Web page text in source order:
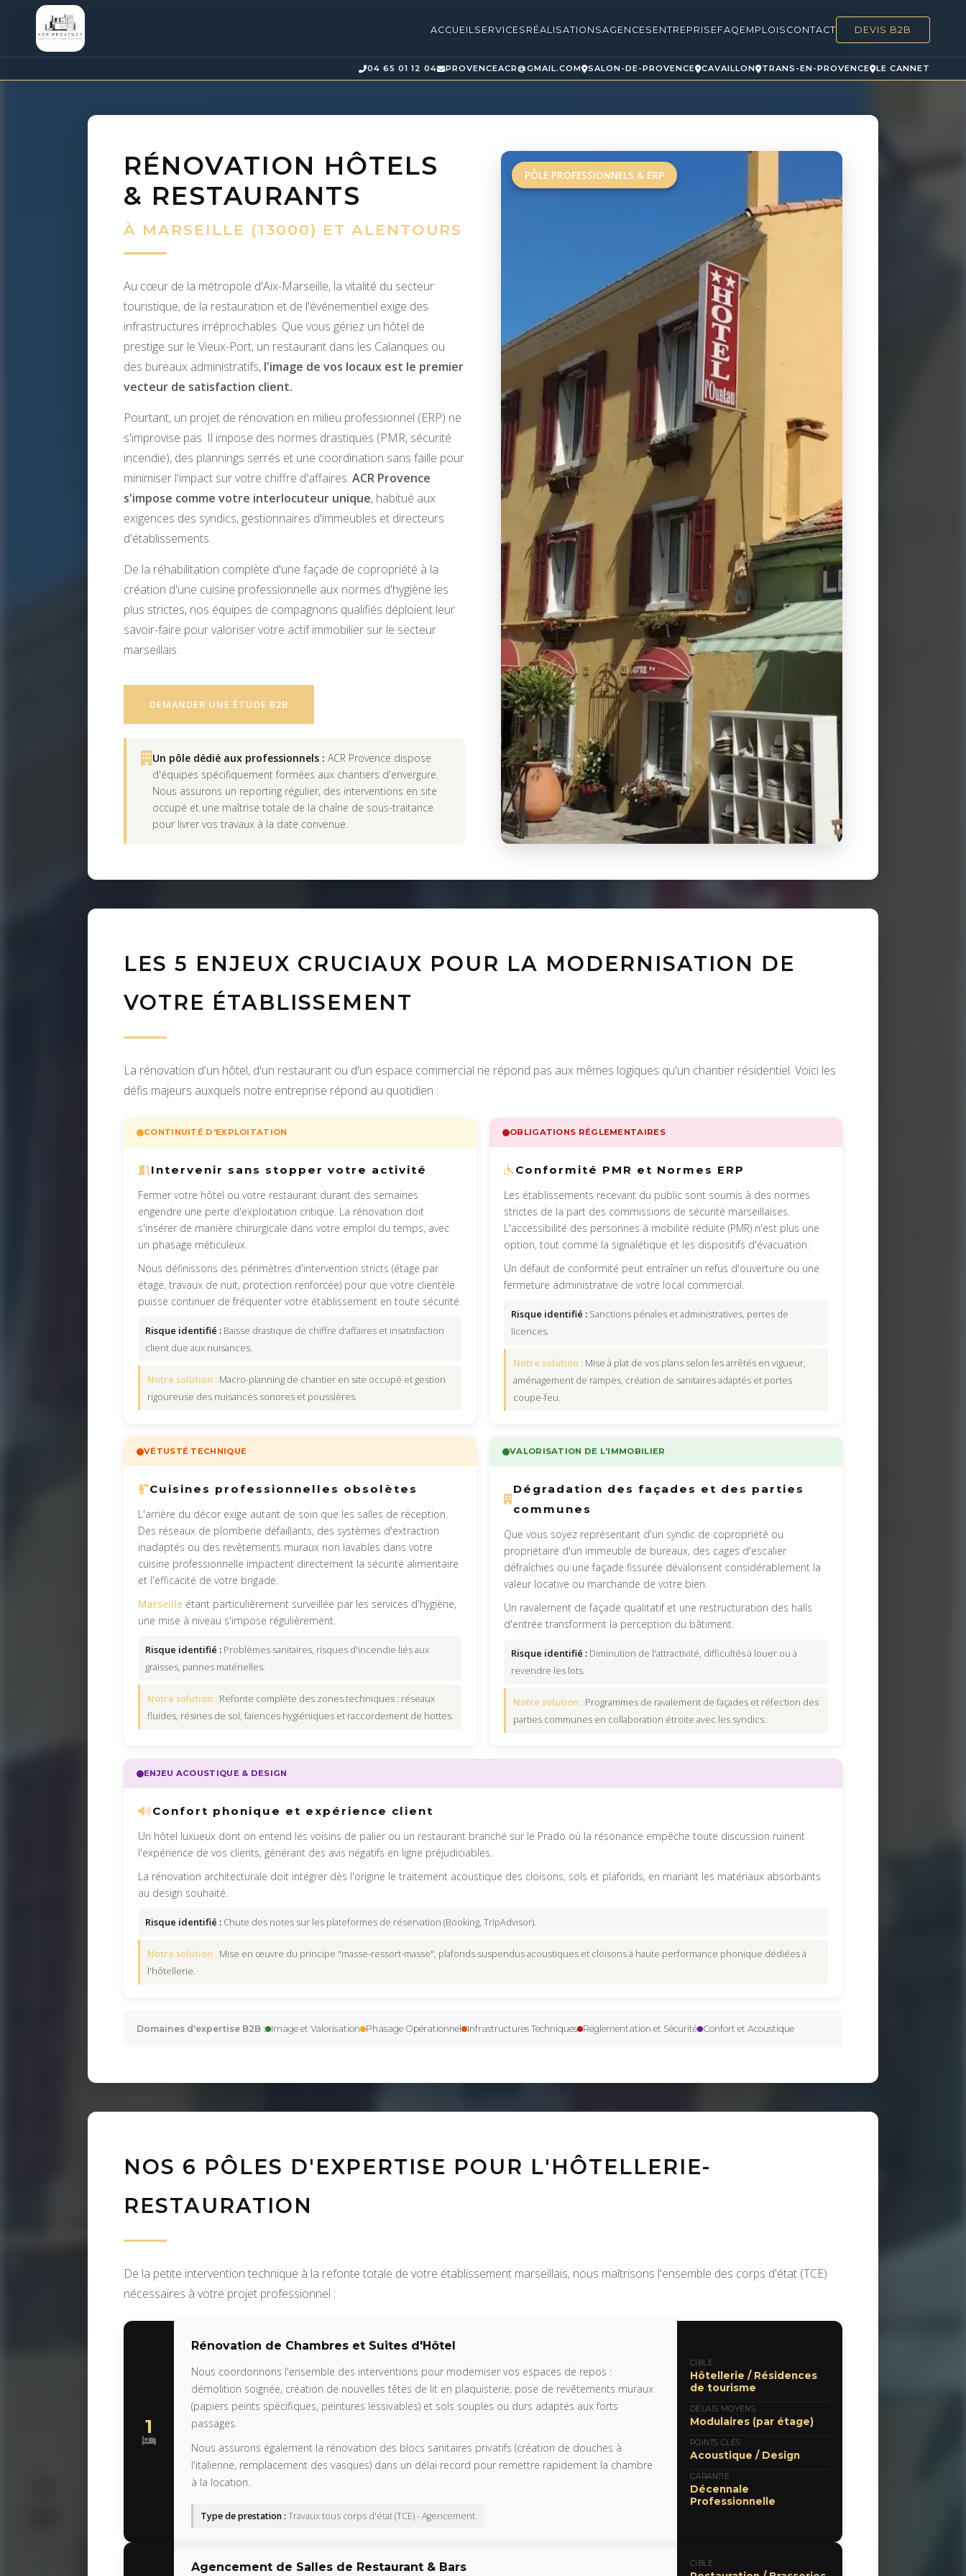
ACCUEIL SERVICES RÉALISATIONSAGENCES ENTREPRISEFAQ EMPLOIS CONTACT DEVIS B2B
04 65 01 12 04 PROVENCEACR@GMAIL.COM SALON-DE-PROVENCE CAVAILLON TRANS-EN-PROVENCE LE CANNET
RÉNOVATION HÔTELS
& RESTAURANTS
À MARSEILLE (13000) ET ALENTOURS
Au cœur de la métropole d'Aix-Marseille, la vitalité du secteur
touristique, de la restauration et de l'événementiel exige des
infrastructures irréprochables. Que vous gériez un hôtel de
prestige sur le Vieux-Port, un restaurant dans les Calanques ou
des bureaux administratifs, l'image de vos locaux est le premier
vecteur de satisfaction client.
Pourtant, un projet de rénovation en milieu professionnel (ERP) ne
s'improvise pas. Il impose des normes drastiques (PMR, sécurité
incendie), des plannings serrés et une coordination sans faille pour
minimiser l'impact sur votre chiffre d'affaires. ACR Provence
s'impose comme votre interlocuteur unique, habitué aux
exigences des syndics, gestionnaires d'immeubles et directeurs
d'établissements.
De la réhabilitation complète d'une façade de copropriété à la
création d'une cuisine professionnelle aux normes d'hygiène les
plus strictes, nos équipes de compagnons qualifiés déploient leur
savoir-faire pour valoriser votre actif immobilier sur le secteur
marseillais.
DEMANDER UNE ÉTUDE B2B
Un pôle dédié aux professionnels : ACR Provence dispose
d'équipes spécifiquement formées aux chantiers d'envergure.
Nous assurons un reporting régulier, des interventions en site
occupé et une maîtrise totale de la chaîne de sous-traitance
pour livrer vos travaux à la date convenue.
PÔLE PROFESSIONNELS & ERP
LES 5 ENJEUX CRUCIAUX POUR LA MODERNISATION DE
VOTRE ÉTABLISSEMENT
La rénovation d'un hôtel, d'un restaurant ou d'un espace commercial ne répond pas aux mêmes logiques qu'un chantier résidentiel. Voici les
défis majeurs auxquels notre entreprise répond au quotidien :
CONTINUITÉ D'EXPLOITATION
Intervenir sans stopper votre activité
Fermer votre hôtel ou votre restaurant durant des semaines
engendre une perte d'exploitation critique. La rénovation doit
s'insérer de manière chirurgicale dans votre emploi du temps, avec
un phasage méticuleux.
Nous définissons des périmètres d'intervention stricts (étage par
étage, travaux de nuit, protection renforcée) pour que votre clientèle
puisse continuer de fréquenter votre établissement en toute sécurité.
Risque identifié : Baisse drastique de chiffre d'affaires et insatisfaction
client due aux nuisances.
Notre solution : Macro-planning de chantier en site occupé et gestion
rigoureuse des nuisances sonores et poussières.
OBLIGATIONS RÉGLEMENTAIRES
Conformité PMR et Normes ERP
Les établissements recevant du public sont soumis à des normes
strictes de la part des commissions de sécurité marseillaises.
L'accessibilité des personnes à mobilité réduite (PMR) n'est plus une
option, tout comme la signalétique et les dispositifs d'évacuation.
Un défaut de conformité peut entraîner un refus d'ouverture ou une
fermeture administrative de votre local commercial.
Risque identifié : Sanctions pénales et administratives, pertes de
licences.
Notre solution : Mise à plat de vos plans selon les arrêtés en vigueur,
aménagement de rampes, création de sanitaires adaptés et portes
coupe-feu.
VÉTUSTÉ TECHNIQUE
Cuisines professionnelles obsolètes
L'arrière du décor exige autant de soin que les salles de réception.
Des réseaux de plomberie défaillants, des systèmes d'extraction
inadaptés ou des revêtements muraux non lavables dans votre
cuisine professionnelle impactent directement la sécurité alimentaire
et l'efficacité de votre brigade.
Marseille étant particulièrement surveillée par les services d'hygiène,
une mise à niveau s'impose régulièrement.
Risque identifié : Problèmes sanitaires, risques d'incendie liés aux
graisses, pannes matérielles.
Notre solution : Refonte complète des zones techniques : réseaux
fluides, résines de sol, faïences hygiéniques et raccordement de hottes.
VALORISATION DE L'IMMOBILIER
Dégradation des façades et des parties
communes
Que vous soyez représentant d'un syndic de copropriété ou
propriétaire d'un immeuble de bureaux, des cages d'escalier
défraîchies ou une façade fissurée dévalorisent considérablement la
valeur locative ou marchande de votre bien.
Un ravalement de façade qualitatif et une restructuration des halls
d'entrée transforment la perception du bâtiment.
Risque identifié : Diminution de l'attractivité, difficultés à louer ou à
revendre les lots.
Notre solution : Programmes de ravalement de façades et réfection des
parties communes en collaboration étroite avec les syndics.
ENJEU ACOUSTIQUE & DESIGN
Confort phonique et expérience client
Un hôtel luxueux dont on entend les voisins de palier ou un restaurant branché sur le Prado où la résonance empêche toute discussion ruinent
l'expérience de vos clients, générant des avis négatifs en ligne préjudiciables.
La rénovation architecturale doit intégrer dès l'origine le traitement acoustique des cloisons, sols et plafonds, en mariant les matériaux absorbants
au design souhaité.
Risque identifié : Chute des notes sur les plateformes de réservation (Booking, TripAdvisor).
Notre solution : Mise en œuvre du principe "masse-ressort-masse", plafonds suspendus acoustiques et cloisons à haute performance phonique dédiées à
l'hôtellerie.
Domaines d'expertise B2B : Image et Valorisation Phasage Opérationnel Infrastructures Techniques Réglementation et Sécurité Confort et Acoustique
NOS 6 PÔLES D'EXPERTISE POUR L'HÔTELLERIE-
RESTAURATION
De la petite intervention technique à la refonte totale de votre établissement marseillais, nous maîtrisons l'ensemble des corps d'état (TCE)
nécessaires à votre projet professionnel :
1
Rénovation de Chambres et Suites d'Hôtel
Nous coordonnons l'ensemble des interventions pour moderniser vos espaces de repos :
démolition soignée, création de nouvelles têtes de lit en plaquisterie, pose de revêtements muraux
(papiers peints spécifiques, peintures lessivables) et sols souples ou durs adaptés aux forts
passages.
Nous assurons également la rénovation des blocs sanitaires privatifs (création de douches à
l'italienne, remplacement des vasques) dans un délai record pour remettre rapidement la chambre
à la location.
Type de prestation : Travaux tous corps d'état (TCE) - Agencement.
CIBLE
Hôtellerie / Résidences
de tourisme
DÉLAIS MOYENS
Modulaires (par étage)
POINTS CLÉS
Acoustique / Design
GARANTIE
Décennale
Professionnelle
Agencement de Salles de Restaurant & Bars CIBLE